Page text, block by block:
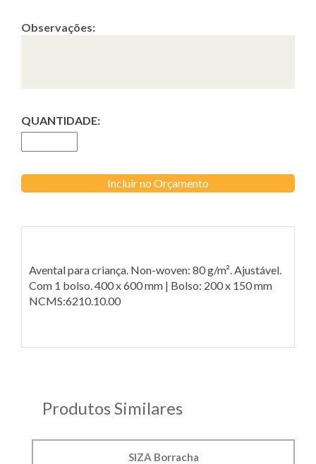
Observações:
QUANTIDADE:
Incluir no Orçamento
Avental para criança. Non-woven: 80 g/m². Ajustável.
Com 1 bolso. 400 x 600 mm | Bolso: 200 x 150 mm
NCMS:6210.10.00
Produtos Similares
SIZA Borracha